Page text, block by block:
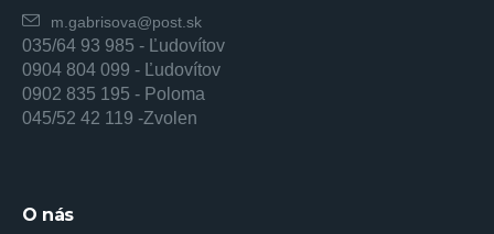
m.gabrisova@post.sk
035/64 93 985 - Ľudovítov
0904 804 099 - Ľudovítov
0902 835 195 - Poloma
045/52 42 119 -Zvolen
O nás